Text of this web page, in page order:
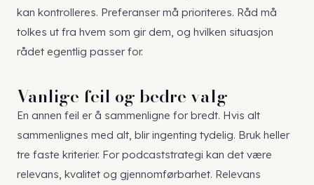
kan kontrolleres. Preferanser må prioriteres. Råd må
tolkes ut fra hvem som gir dem, og hvilken situasjon
rådet egentlig passer for.
Vanlige feil og bedre valg
En annen feil er å sammenligne for bredt. Hvis alt
sammenlignes med alt, blir ingenting tydelig. Bruk heller
tre faste kriterier. For podcaststrategi kan det være
relevans, kvalitet og gjennomførbarhet. Relevans